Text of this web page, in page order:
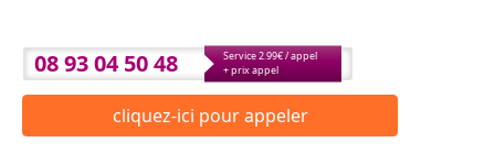
08 93 04 50 48
Service 2.99€ / appel
+ prix appel
cliquez-ici pour appeler